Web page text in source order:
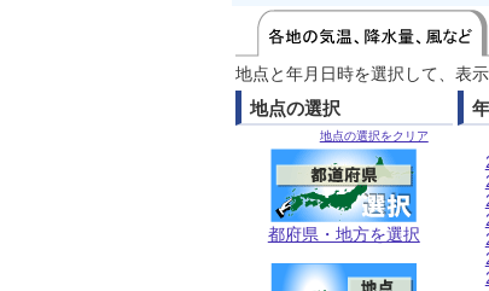
地点と年月日時を選択して、表
地点の選択
地点の選択をクリア
都府県・地方を選択